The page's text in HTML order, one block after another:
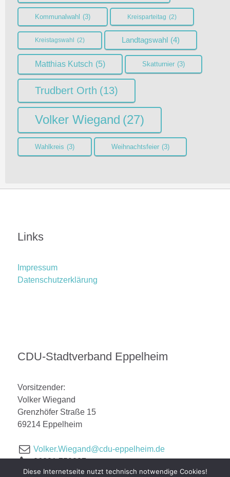
Kommunalwahl (3) Kreisparteitag (2)
Kreistagswahl (2) Landtagswahl (4)
Matthias Kutsch (5) Skatturnier (3)
Trudbert Orth (13)
Volker Wiegand (27)
Wahlkreis (3) Weihnachtsfeier (3)
Links
Impressum
Datenschutzerklärung
CDU-Stadtverband Eppelheim
Vorsitzender:
Volker Wiegand
Grenzhöfer Straße 15
69214 Eppelheim
Volker.Wiegand@cdu-eppelheim.de
06221 759887
Diese Internetseite nutzt technisch notwendige Cookies!